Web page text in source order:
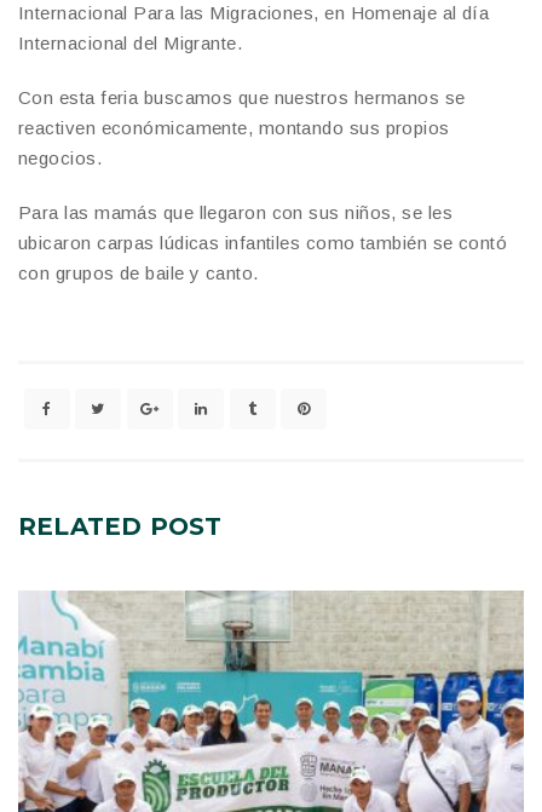
Internacional Para las Migraciones, en Homenaje al día
Internacional del Migrante.
Con esta feria buscamos que nuestros hermanos se
reactiven económicamente, montando sus propios
negocios.
Para las mamás que llegaron con sus niños, se les
ubicaron carpas lúdicas infantiles como también se contó
con grupos de baile y canto.
RELATED POST